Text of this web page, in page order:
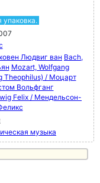
упаковка.
Людвиг ван Bach,
Mozart, Wolfgang
Theophilus) / Моцарт
Вольфганг
Felix / Мендельсон-
музыка